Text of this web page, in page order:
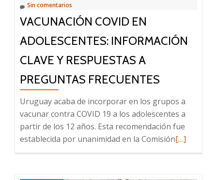
Sin comentarios
VACUNACIÓN COVID EN
ADOLESCENTES: INFORMACIÓN
CLAVE Y RESPUESTAS A
PREGUNTAS FRECUENTES
Uruguay acaba de incorporar en los grupos a
vacunar contra COVID 19 a los adolescentes a
partir de los 12 años. Esta recomendación fue
establecida por unanimidad en la ComisiónLeer
[…]